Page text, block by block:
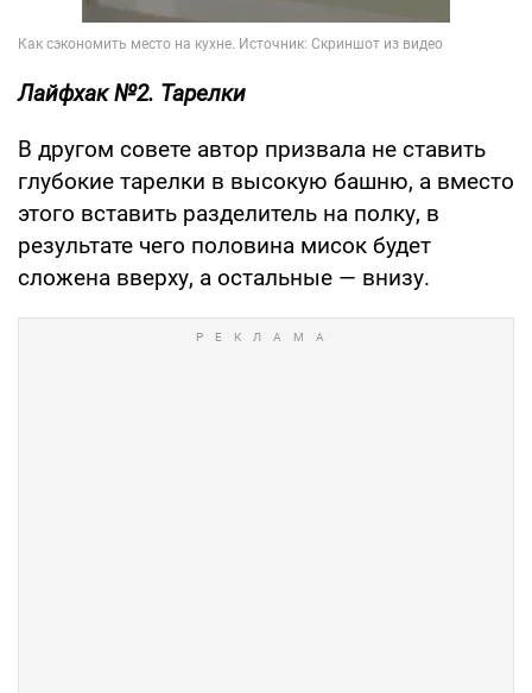
Лайфхак №2. Тарелки
В другом совете автор призвала не ставить
глубокие тарелки в высокую башню, а вместо
этого вставить разделитель на полку, в
результате чего половина мисок будет
сложена вверху, а остальные — внизу.